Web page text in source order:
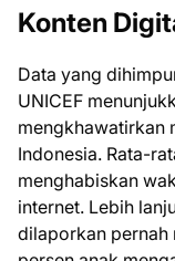
Konten
Data yang
UNICEF
mengkhawatirkan
Indonesia. Rata-
menghabiskan
internet. Lebih
dilaporkan pernah